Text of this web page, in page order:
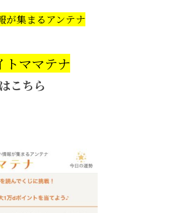
が集まるアンテナ
ママテナ
こちら